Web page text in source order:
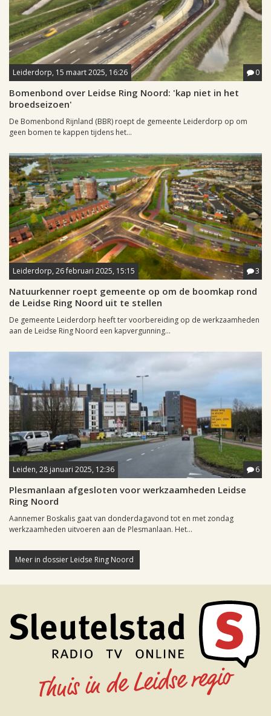
Leiderdorp, 15 maart 2025, 16:26 0
Bomenbond over Leidse Ring Noord: 'kap niet in het
broedseizoen'
De Bomenbond Rijnland (BBR) roept de gemeente Leiderdorp op om
geen bomen te kappen tijdens het...
Leiderdorp, 26 februari 2025, 15:15 3
Natuurkenner roept gemeente op om de boomkap rond
de Leidse Ring Noord uit te stellen
De gemeente Leiderdorp heeft ter voorbereiding op de werkzaamheden
aan de Leidse Ring Noord een kapvergunning...
Leiden, 28 januari 2025, 12:36 6
Plesmanlaan afgesloten voor werkzaamheden Leidse
Ring Noord
Aannemer Boskalis gaat van donderdagavond tot en met zondag
werkzaamheden uitvoeren aan de Plesmanlaan. Het...
Meer in dossier Leidse Ring Noord